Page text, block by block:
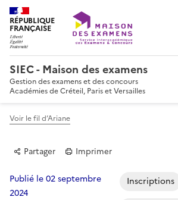
RÉPUBLIQUE
FRANÇAISE
SIEC - Maison des examens
Gestion des examens et des concours
Académies de Créteil, Paris et Versailles
Voir le fil d’Ariane
Partager Imprimer
Publié le 02 septembre
2024
Inscriptions